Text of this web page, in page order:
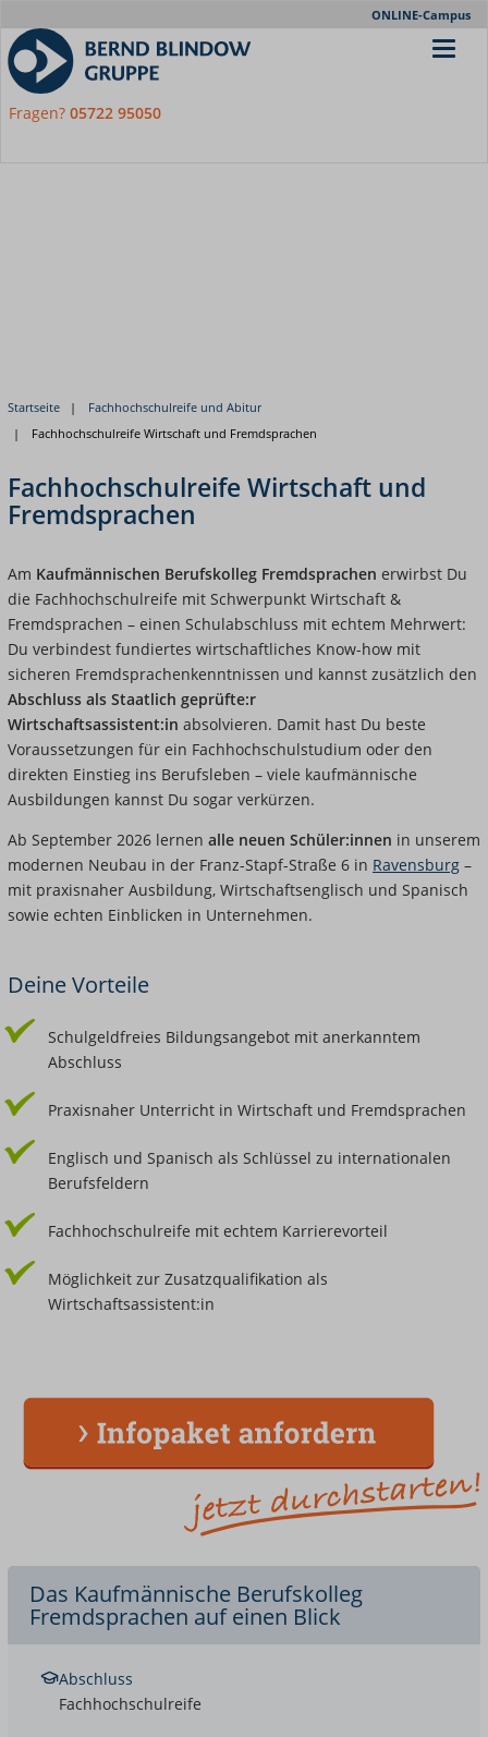
Nav
ONLINE-Campus
Fragen? 05722 95050
Startseite
Fachhochschulreife und Abitur
Fachhochschulreife Wirtschaft und Fremdsprachen
Fachhochschulreife Wirtschaft und
Fremdsprachen
Am Kaufmännischen Berufskolleg Fremdsprachen erwirbst Du
die Fachhochschulreife mit Schwerpunkt Wirtschaft &
Fremdsprachen – einen Schulabschluss mit echtem Mehrwert:
Du verbindest fundiertes wirtschaftliches Know-how mit
sicheren Fremdsprachenkenntnissen und kannst zusätzlich den
Abschluss als Staatlich geprüfte:r
Wirtschaftsassistent:in absolvieren. Damit hast Du beste
Voraussetzungen für ein Fachhochschulstudium oder den
direkten Einstieg ins Berufsleben – viele kaufmännische
Ausbildungen kannst Du sogar verkürzen.
Ab September 2026 lernen alle neuen Schüler:innen in unserem
modernen Neubau in der Franz-Stapf-Straße 6 in Ravensburg –
mit praxisnaher Ausbildung, Wirtschaftsenglisch und Spanisch
sowie echten Einblicken in Unternehmen.
Deine Vorteile
Schulgeldfreies Bildungsangebot mit anerkanntem
Abschluss
Praxisnaher Unterricht in Wirtschaft und Fremdsprachen
Englisch und Spanisch als Schlüssel zu internationalen
Berufsfeldern
Fachhochschulreife mit echtem Karrierevorteil
Möglichkeit zur Zusatzqualifikation als
Wirtschaftsassistent:in
Das Kaufmännische Berufskolleg
Fremdsprachen auf einen Blick
Abschluss
Fachhochschulreife